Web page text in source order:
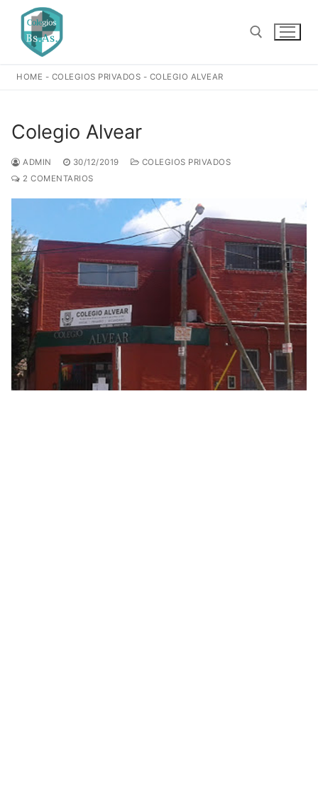
contenido
HOME - COLEGIOS PRIVADOS - COLEGIO ALVEAR
Colegio Alvear
ADMIN 30/12/2019
COLEGIOS PRIVADOS
2 COMENTARIOS